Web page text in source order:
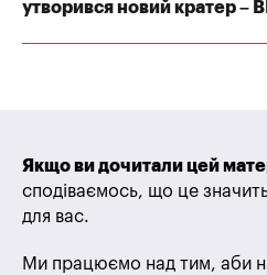
утворився новий кратер –
Якщо ви дочитали цей
сподіваємось, що це
для вас.
Ми працюємо над тим, аби